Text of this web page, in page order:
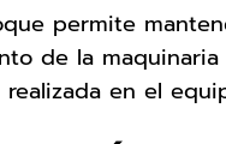
permite
de la
realizada en el